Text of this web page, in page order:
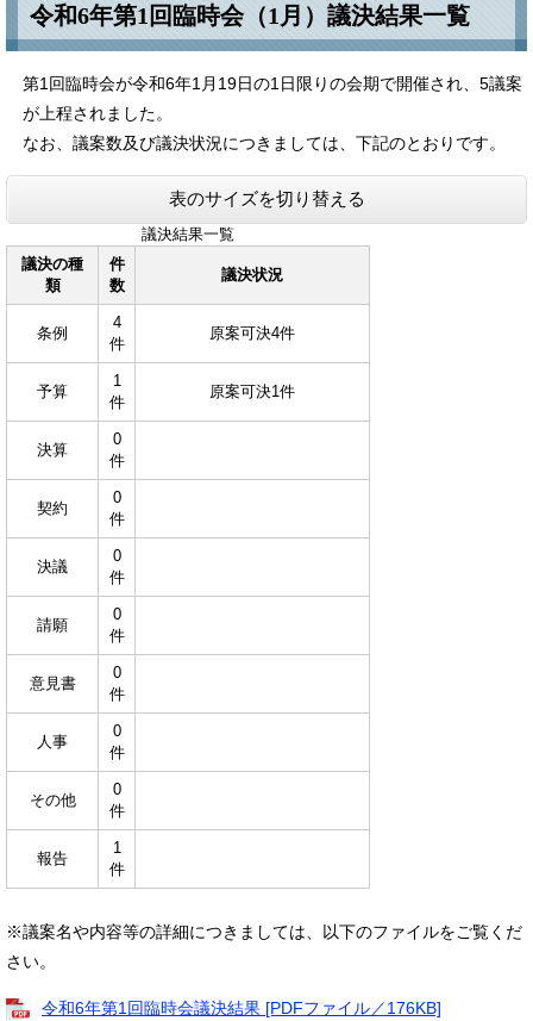
令和6年第1回臨時会（1月）議決結果一覧
第1回臨時会が令和6年1月19日の1日限りの会期で開催され、5議案
が上程されました。
なお、議案数及び議決状況につきましては、下記のとおりです。
表のサイズを切り替える
議決結果一覧
議決の種
類
件
数
議決状況
条例
4
件
原案可決4件
予算
1
件
原案可決1件
決算
0
件
契約
0
件
決議
0
件
請願
0
件
意見書
0
件
人事
0
件
その他
0
件
報告
1
件
※議案名や内容等の詳細につきましては、以下のファイルをご覧くだ
さい。
令和6年第1回臨時会議決結果 [PDFファイル／176KB]